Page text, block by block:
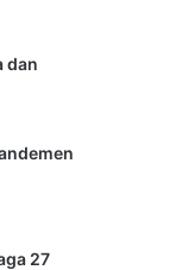
dan
27